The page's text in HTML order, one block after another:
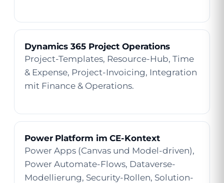
Dynamics 365 Project Operations
Project-Templates, Resource-Hub, Time
& Expense, Project-Invoicing, Integration
mit Finance & Operations.
Power Platform im CE-Kontext
Power Apps (Canvas und Model-driven),
Power Automate-Flows, Dataverse-
Modellierung, Security-Rollen, Solution-